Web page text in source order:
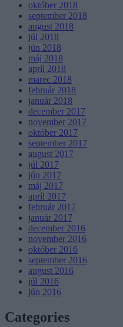
október 2018
september 2018
august 2018
júl 2018
jún 2018
máj 2018
apríl 2018
marec 2018
február 2018
január 2018
december 2017
november 2017
október 2017
september 2017
august 2017
júl 2017
jún 2017
máj 2017
apríl 2017
február 2017
január 2017
december 2016
november 2016
október 2016
september 2016
august 2016
júl 2016
jún 2016
Categories